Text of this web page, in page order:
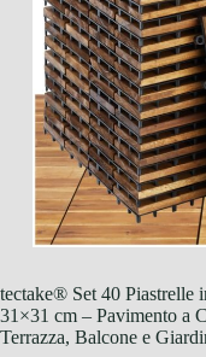
tectake® Set 40 Piastrelle
31×31 cm – Pavimento a
Terrazza, Balcone e